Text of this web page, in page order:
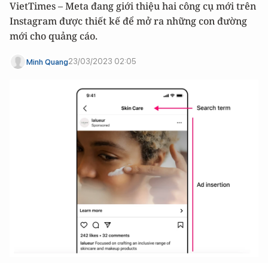
VietTimes – Meta đang giới thiệu hai công cụ mới trên
Instagram được thiết kế để mở ra những con đường
mới cho quảng cáo.
Minh Quang23/03/2023 02:05